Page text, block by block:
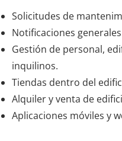
Solicitudes de
Notificaciones
Gestión de personal,
inquilinos.
Tiendas dentro del
Alquiler y venta de
Aplicaciones móviles y